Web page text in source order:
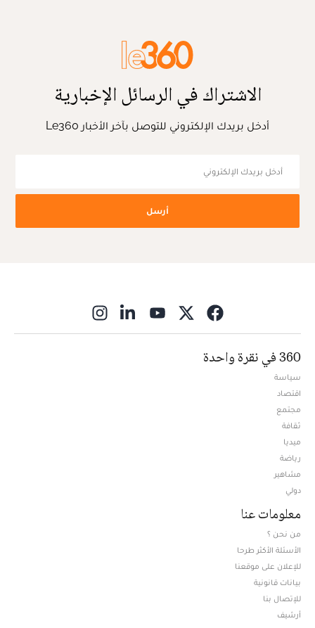
الاشتراك في الرسائل الإخبارية
أدخل بريدك الإلكتروني للتوصل بآخر الأخبار Le360
أرسل
360 في نقرة واحدة
سياسة
اقتصاد
مجتمع
ثقافة
ميديا
رياضة
مشاهير
دولي
معلومات عنا
من نحن ؟
الأسئلة الأكثر طرحا
للإعلان على موقعنا
بيانات قانونية
للإتصال بنا
أرشيف